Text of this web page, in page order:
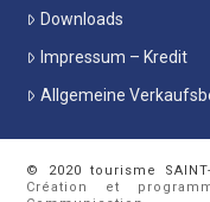
Downloads
Impressum – Kredit
Allgemeine
© 2020 tourisme
Création et